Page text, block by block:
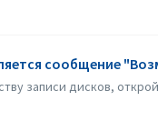
сообщение
записи дисков,